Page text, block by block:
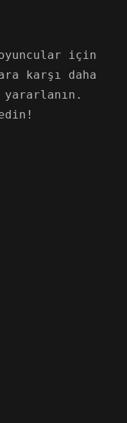
oyuncular için
karşı daha